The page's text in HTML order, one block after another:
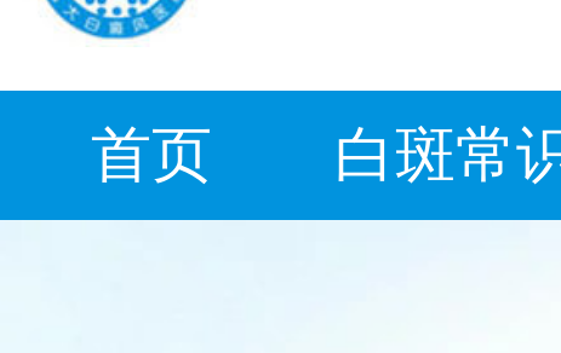
首页 白斑常